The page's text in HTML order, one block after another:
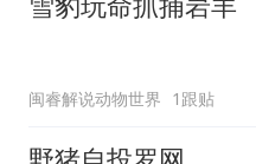
闽睿解说动物世界 1跟贴